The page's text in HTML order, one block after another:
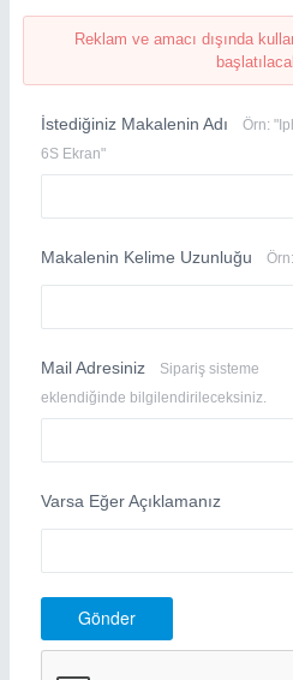
Reklam ve amacı dışında
İstediğiniz Makalenin Adı
Örn:
6S Ekran"
Makalenin Kelime Uzunluğu
Mail Adresiniz
Sipariş sisteme
eklendiğinde bilgilendirileceksiniz.
Varsa Eğer Açıklamanız
Gönder